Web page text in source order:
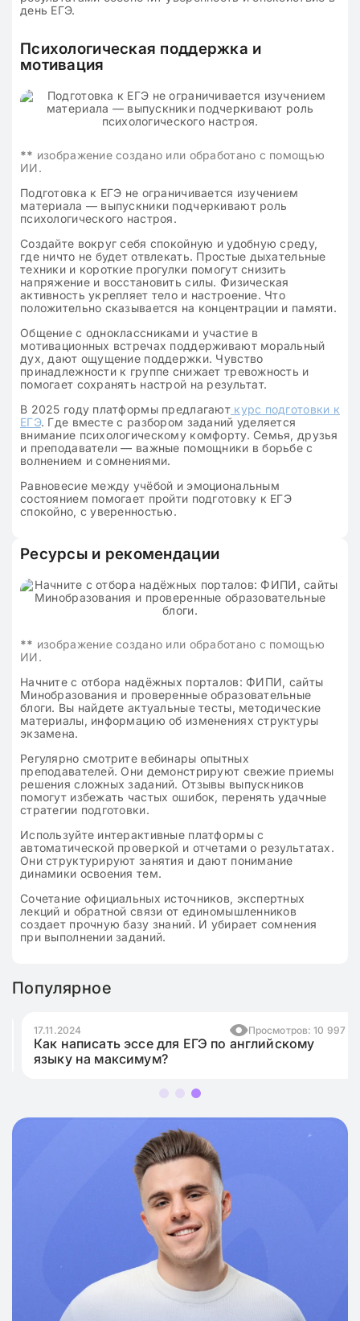
день ЕГЭ.
Психологическая поддержка и
мотивация
** изображение создано или обработано с помощью
ИИ.
Подготовка к ЕГЭ не ограничивается изучением
материала — выпускники подчеркивают роль
психологического настроя.
Создайте вокруг себя спокойную и удобную среду,
где ничто не будет отвлекать. Простые дыхательные
техники и короткие прогулки помогут снизить
напряжение и восстановить силы. Физическая
активность укрепляет тело и настроение. Что
положительно сказывается на концентрации и памяти.
Общение с одноклассниками и участие в
мотивационных встречах поддерживают моральный
дух, дают ощущение поддержки. Чувство
принадлежности к группе снижает тревожность и
помогает сохранять настрой на результат.
В 2025 году платформы предлагаюткурс подготовки к
ЕГЭ. Где вместе с разбором заданий уделяется
внимание психологическому комфорту. Семья, друзья
и преподаватели — важные помощники в борьбе с
волнением и сомнениями.
Равновесие между учёбой и эмоциональным
состоянием помогает пройти подготовку к ЕГЭ
спокойно, с уверенностью.
Ресурсы и рекомендации
** изображение создано или обработано с помощью
ИИ.
Начните с отбора надёжных порталов: ФИПИ, сайты
Минобразования и проверенные образовательные
блоги. Вы найдете актуальные тесты, методические
материалы, информацию об изменениях структуры
экзамена.
Регулярно смотрите вебинары опытных
преподавателей. Они демонстрируют свежие приемы
решения сложных заданий. Отзывы выпускников
помогут избежать частых ошибок, перенять удачные
стратегии подготовки.
Используйте интерактивные платформы с
автоматической проверкой и отчетами о результатах.
Они структурируют занятия и дают понимание
динамики освоения тем.
Сочетание официальных источников, экспертных
лекций и обратной связи от единомышленников
создает прочную базу знаний. И убирает сомнения
при выполнении заданий.
Популярное
17.11.2024 Просмотров: 10 997
Как написать эссе для ЕГЭ по английскому
языку на максимум?